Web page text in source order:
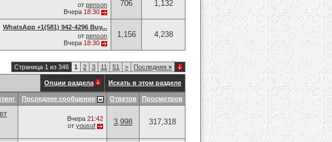
от penson
Вчера 18:30
706 1,132
WhatsApp +1(581) 942-4296 Buy...
от penson
Вчера 18:30
1,156 4,238
Страница 1 из 346 1 2 3 11 51 > Последняя »
Опции раздела Искать в этом разделе
Последнее сообщение Ответов Просмотров
Вчера 21:42
от yousuf 3,998 317,318